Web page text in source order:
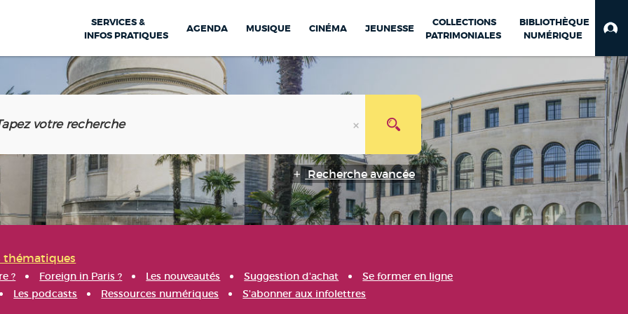
SERVICES &
INFOS PRATIQUES
AGENDA MUSIQUE CINÉMA JEUNESSE
COLLECTIONS
PATRIMONIALES
BIBLIOTHÈQUE
NUMÉRIQUE
Recherche avancée
thématiques
? Foreign in Paris ? Les nouveautés Suggestion d'achat
Se former en ligne
Les podcasts Ressources numériques S'abonner aux infolettres